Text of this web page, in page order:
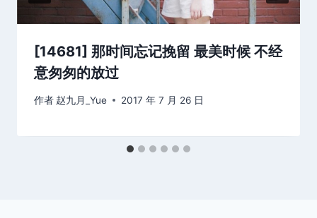
[14681] 那时间忘记挽留 最美时候 不经
意匆匆的放过
作者 赵九月_Yue 2017 年 7 月 26 日